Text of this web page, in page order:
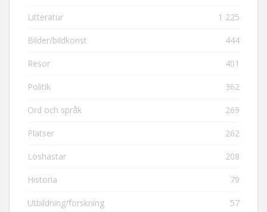
Litteratur 1 225
Bilder/bildkonst 444
Resor 401
Politik 362
Ord och språk 269
Platser 262
Löshästar 208
Historia 79
Utbildning/forskning 57